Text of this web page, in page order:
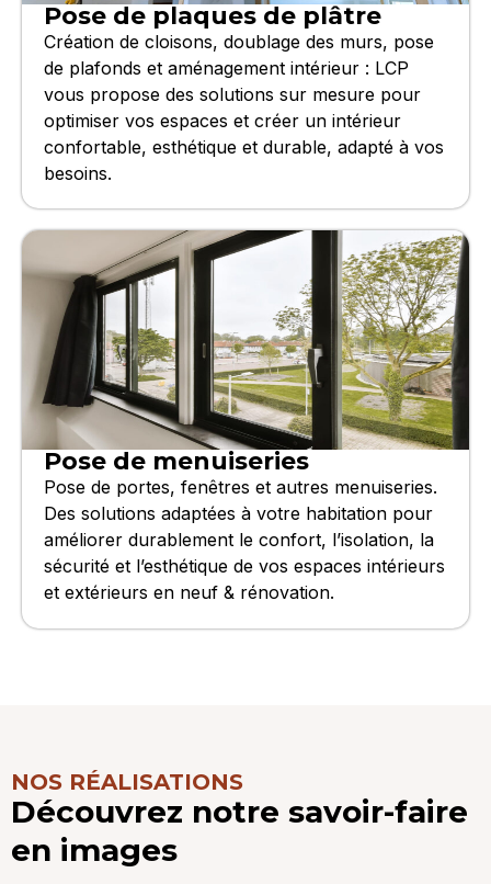
Pose de plaques de plâtre
Création de cloisons, doublage des murs, pose
de plafonds et aménagement intérieur : LCP
vous propose des solutions sur mesure pour
optimiser vos espaces et créer un intérieur
confortable, esthétique et durable, adapté à vos
besoins.
Pose de menuiseries
Pose de portes, fenêtres et autres menuiseries.
Des solutions adaptées à votre habitation pour
améliorer durablement le confort, l’isolation, la
sécurité et l’esthétique de vos espaces intérieurs
et extérieurs en neuf & rénovation.
NOS RÉALISATIONS
Découvrez notre savoir-faire
en images